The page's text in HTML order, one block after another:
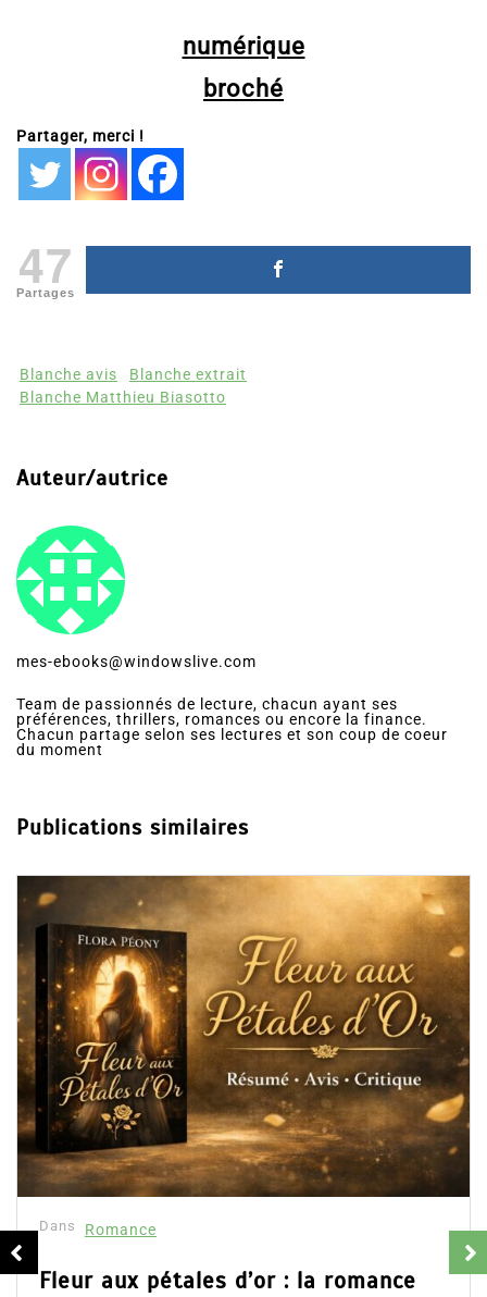
numérique
broché
Partager, merci !
47
Partages
Blanche avis
Blanche extrait
Blanche Matthieu Biasotto
Auteur/autrice
mes-ebooks@windowslive.com
Team de passionnés de lecture, chacun ayant ses
préférences, thrillers, romances ou encore la finance.
Chacun partage selon ses lectures et son coup de coeur
du moment
Publications similaires
Dans Romance
Fleur aux pétales d’or : la romance